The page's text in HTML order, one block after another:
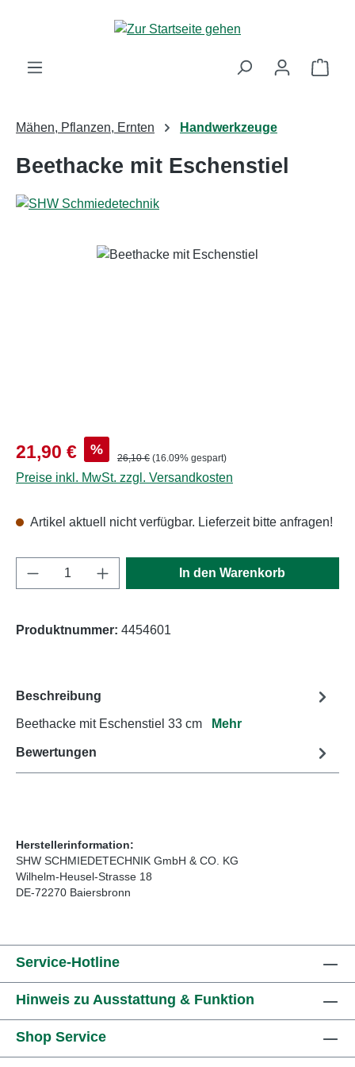
Zum Hauptinhalt springen
Mähen, Pflanzen, Ernten Handwerkzeuge
Beethacke mit Eschenstiel
Bildergalerie überspringen
Verkaufspreis:
21,90 € % Regulärer Preis:
26,10 € (16.09% gespart)
Preise inkl. MwSt. zzgl. Versandkosten
Artikel aktuell nicht verfügbar. Lieferzeit bitte anfragen!
Produkt Anzahl: Gib den gewünschten
In den Warenkorb
Produktnummer: 4454601
Beschreibung
Beethacke mit Eschenstiel 33 cm Mehr
Bewertungen
Herstellerinformation:
SHW SCHMIEDETECHNIK GmbH & CO. KG
Wilhelm-Heusel-Strasse 18
DE-72270 Baiersbronn
Service-Hotline
Hinweis zu Ausstattung & Funktion
Shop Service